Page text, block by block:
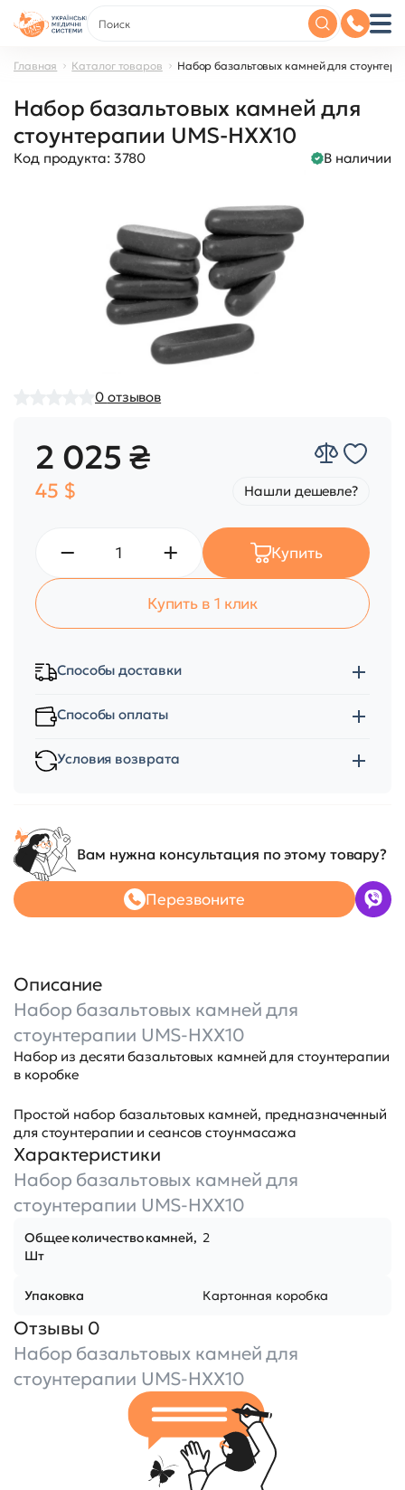
Главная Каталог товаров Набор базальтовых камней для
Набор базальтовых камней для
стоунтерапии UMS-HXX10
Код продукта: 3780 В наличии
0 отзывов
2 025 ₴
45 $ Нашли дешевле?
Купить
Купить в 1 клик
Способы доставки
Способы оплаты
Условия возврата
Вам нужна консультация по этому товару?
Перезвоните
Описание
Набор базальтовых камней для
стоунтерапии UMS-HXX10
Набор из десяти базальтовых камней для стоунтерапии
в коробке
Простой набор базальтовых камней, предназначенный
для стоунтерапии и сеансов стоунмасажа
Характеристики
Набор базальтовых камней для
стоунтерапии UMS-HXX10
Общее количество камней,
Шт
2
Упаковка Картонная коробка
Отзывы 0
Набор базальтовых камней для
стоунтерапии UMS-HXX10